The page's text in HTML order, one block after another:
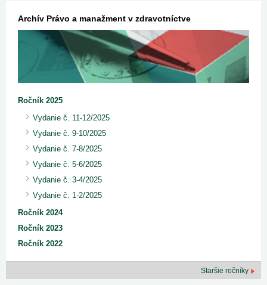
Archív Právo a manažment v zdravotníctve
Ročník 2025
Vydanie č. 11-12/2025
Vydanie č. 9-10/2025
Vydanie č. 7-8/2025
Vydanie č. 5-6/2025
Vydanie č. 3-4/2025
Vydanie č. 1-2/2025
Ročník 2024
Ročník 2023
Ročník 2022
Staršie ročníky